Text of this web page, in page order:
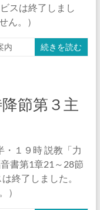
スは終了しまし
ん。）
内 続きを読む
節第３主
１９時 説教「力
書第1章21～28節
終了しました。
）